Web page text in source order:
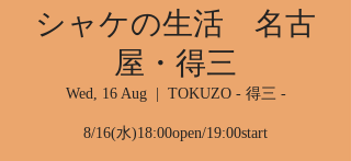
シャケの生活 名古
屋・得三
Wed, 16 Aug
  |
TOKUZO - 得三 -
8/16(水)18:00open/19:00start